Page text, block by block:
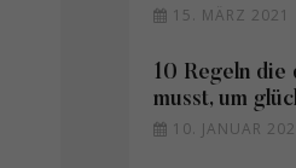
15. MÄRZ 2021
10 Regeln die
musst, um
10. JANUAR